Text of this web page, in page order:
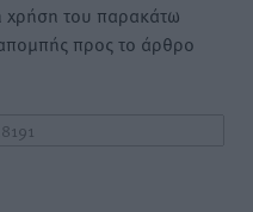
χρήση του παρακάτω
προς το άρθρο